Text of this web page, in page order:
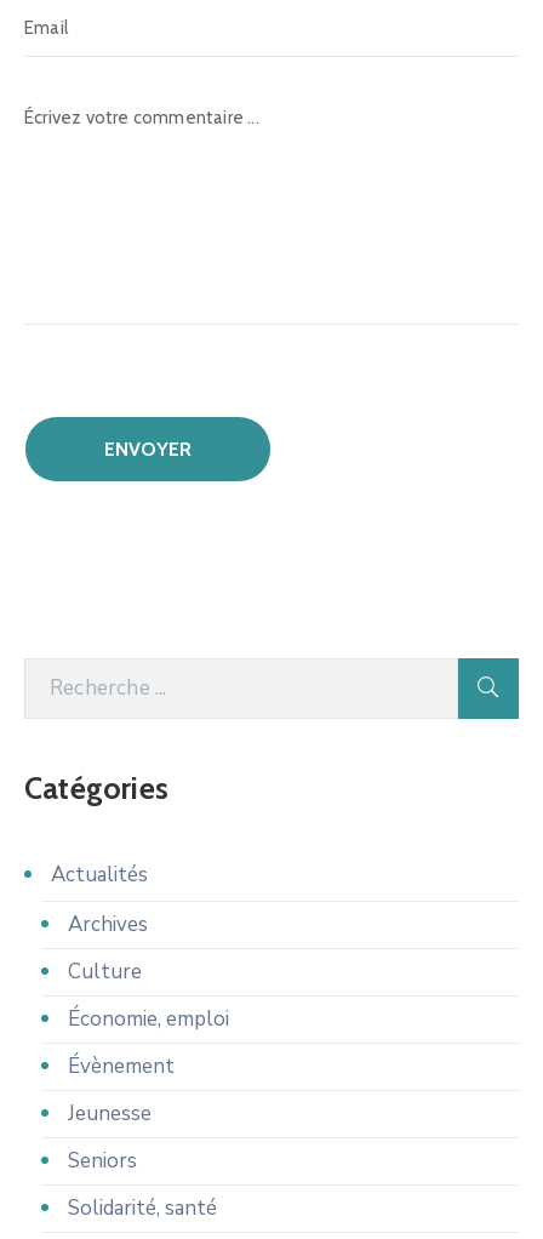
Catégories
Actualités
Archives
Culture
Économie, emploi
Évènement
Jeunesse
Seniors
Solidarité, santé